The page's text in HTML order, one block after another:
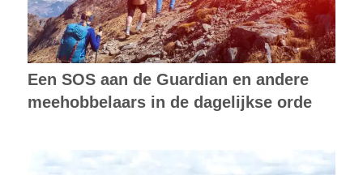
Een SOS aan de Guardian en andere
meehobbelaars in de dagelijkse orde